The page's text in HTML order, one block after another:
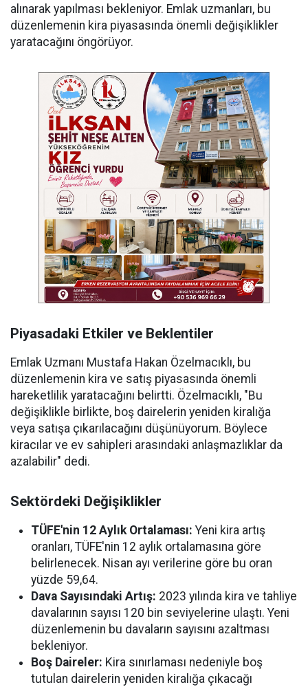
alınarak yapılması bekleniyor. Emlak uzmanları, bu
düzenlemenin kira piyasasında önemli değişiklikler
yaratacağını öngörüyor.
Piyasadaki Etkiler ve Beklentiler
Emlak Uzmanı Mustafa Hakan Özelmacıklı, bu
düzenlemenin kira ve satış piyasasında önemli
hareketlilik yaratacağını belirtti. Özelmacıklı, "Bu
değişiklikle birlikte, boş dairelerin yeniden kiralığa
veya satışa çıkarılacağını düşünüyorum. Böylece
kiracılar ve ev sahipleri arasındaki anlaşmazlıklar da
azalabilir" dedi.
Sektördeki Değişiklikler
TÜFE'nin 12 Aylık Ortalaması: Yeni kira artış
oranları, TÜFE'nin 12 aylık ortalamasına göre
belirlenecek. Nisan ayı verilerine göre bu oran
yüzde 59,64.
Dava Sayısındaki Artış: 2023 yılında kira ve tahliye
davalarının sayısı 120 bin seviyelerine ulaştı. Yeni
düzenlemenin bu davaların sayısını azaltması
bekleniyor.
Boş Daireler: Kira sınırlaması nedeniyle boş
tutulan dairelerin yeniden kiralığa çıkacağı